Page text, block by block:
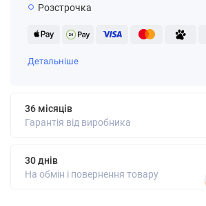
Розстрочка
Детальніше
36 місяців
Гарантія від виробника
30 днів
На обмін і повернення товару